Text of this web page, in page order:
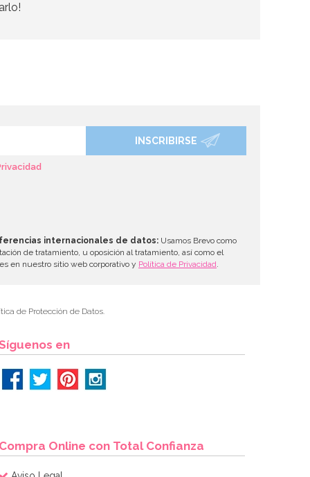
INSCRIBIRSE
internacionales de datos: Usamos Brevo como
de tratamiento, u oposición al tratamiento, así como el
en nuestro sitio web corporativo y Política de Privacidad
de Protección de Datos.
en
Compra Online con Total Confianza